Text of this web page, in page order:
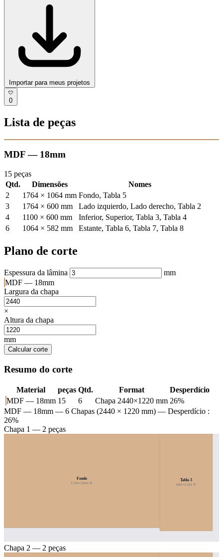
Importar para meus projetos
0
Lista de peças
MDF — 18mm
15 peças
Qtd.
Dimensões
Nomes
2
1764 × 1064 mm Fondo, Tabla 5
3
1764 × 600 mm
Lado izquierdo, Lado derecho, Tabla 2
4
1100 × 600 mm
Inferior, Superior, Tabla 3, Tabla 4
6
1064 × 582 mm Estante, Tabla 6, Tabla 7, Tabla 8
Plano de corte
Espessura da lâmina
mm
MDF — 18mm
Largura da chapa
×
Altura da chapa
mm
Calcular corte
Resumo do corte
Material peças Qtd. Format
Desperdício
MDF — 18mm 15 6 Chapa 2440×1220 mm 26%
MDF — 18mm — 6 Chapas (2440 × 1220 mm) — Desperdício :
26%
Chapa 1 — 2 peças
Fondo
1764×1064 ↻
Tabla 3
600×1100 ↻
Chapa 2 — 2 peças